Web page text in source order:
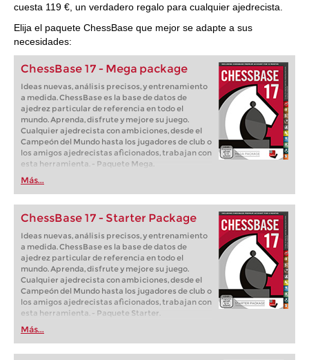
cuesta 119 €, un verdadero regalo para cualquier ajedrecista.
Elija el paquete ChessBase que mejor se adapte a sus
necesidades:
ChessBase 17 - Mega package
Ideas nuevas, análisis precisos, y entrenamiento
a medida. ChessBase es la base de datos de
ajedrez particular de referencia en todo el
mundo. Aprenda, disfrute y mejore su juego.
Cualquier ajedrecista con ambiciones, desde el
Campeón del Mundo hasta los jugadores de club o
los amigos ajedrecistas aficionados, trabajan con
esta herramienta. - Paquete Mega.
Más...
ChessBase 17 - Starter Package
Ideas nuevas, análisis precisos, y entrenamiento
a medida. ChessBase es la base de datos de
ajedrez particular de referencia en todo el
mundo. Aprenda, disfrute y mejore su juego.
Cualquier ajedrecista con ambiciones, desde el
Campeón del Mundo hasta los jugadores de club o
los amigos ajedrecistas aficionados, trabajan con
esta herramienta. - Paquete Starter.
Más...